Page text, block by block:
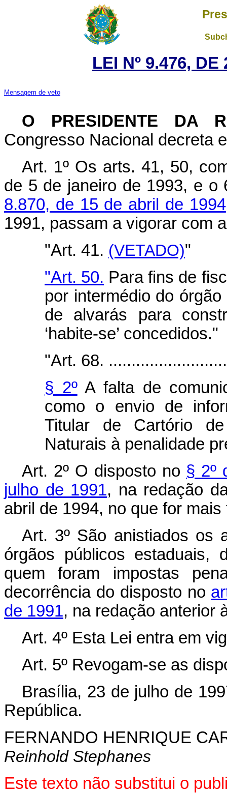
LEI Nº 9.476,
Mensagem de veto
O PRESIDENTE DA
Congresso Nacional decreta
Art. 1º Os arts. 41, 50,
de 5 de janeiro de 1993, e
8.870, de 15 de abril de 1994
1991, passam a vigorar com
"Art. 41. (VETADO)"
"Art. 50. Para fins de
por intermédio do
de alvarás para
‘habite-se’ concedidos."
"Art. 68.
§ 2ºA falta de
como o envio de
Titular de Cartório
Naturais à penalidade
Art. 2º O disposto no § 2º
julho de 1991, na redação
abril de 1994, no que for
Art. 3º São anistiados os
órgãos públicos estaduais,
quem foram impostas
decorrência do disposto no
de 1991, na redação anterior
Art. 4º Esta Lei entra em
Art. 5º Revogam-se as
Brasília, 23 de julho de
República.
FERNANDO HENRIQUE
Reinhold Stephanes
Este texto não substitui o